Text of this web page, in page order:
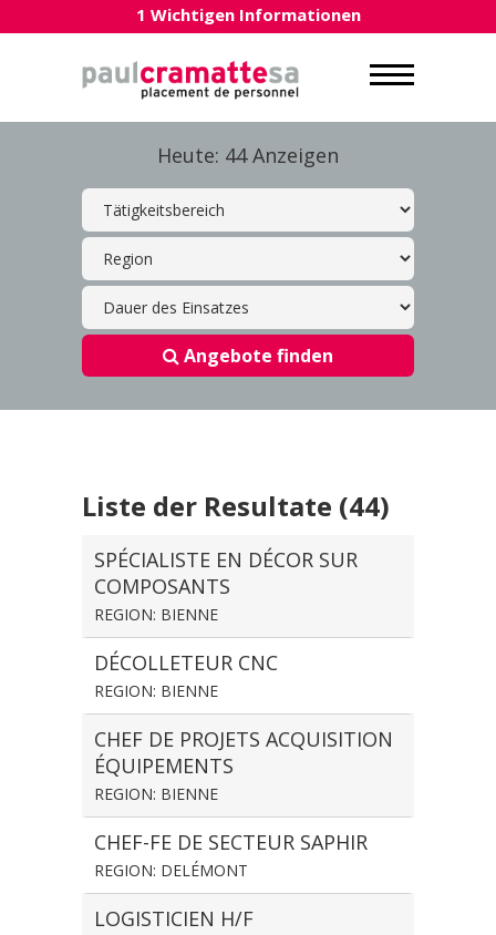
1 Wichtigen Informationen
Heute: 44 Anzeigen
Angebote finden
Liste der Resultate (44)
SPÉCIALISTE EN DÉCOR SUR
COMPOSANTS
REGION: BIENNE
DÉCOLLETEUR CNC
REGION: BIENNE
CHEF DE PROJETS ACQUISITION
ÉQUIPEMENTS
REGION: BIENNE
CHEF-FE DE SECTEUR SAPHIR
REGION: DELÉMONT
LOGISTICIEN H/F